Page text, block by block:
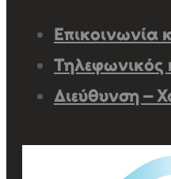
Επικοινωνία
Τηλεφωνικός
Διεύθυνση –